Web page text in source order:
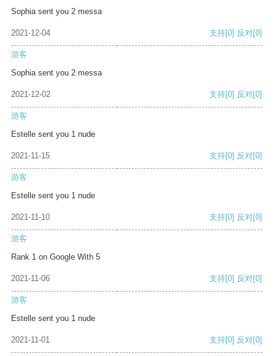
Sophia sent you 2 messa
2021-12-04 支持[0] 反对[0]
游客
Sophia sent you 2 messa
2021-12-02 支持[0] 反对[0]
游客
Estelle sent you 1 nude
2021-11-15 支持[0] 反对[0]
游客
Estelle sent you 1 nude
2021-11-10 支持[0] 反对[0]
游客
Rank 1 on Google With 5
2021-11-06 支持[0] 反对[0]
游客
Estelle sent you 1 nude
2021-11-01 支持[0] 反对[0]